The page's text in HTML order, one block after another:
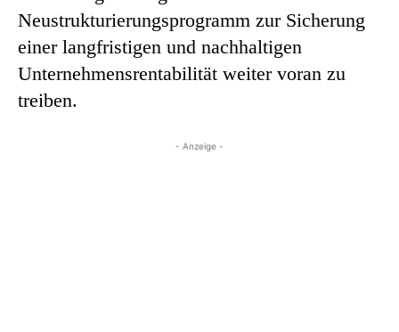
Neustrukturierungsprogramm zur Sicherung
einer langfristigen und nachhaltigen
Unternehmensrentabilität weiter voran zu
treiben.
- Anzeige -